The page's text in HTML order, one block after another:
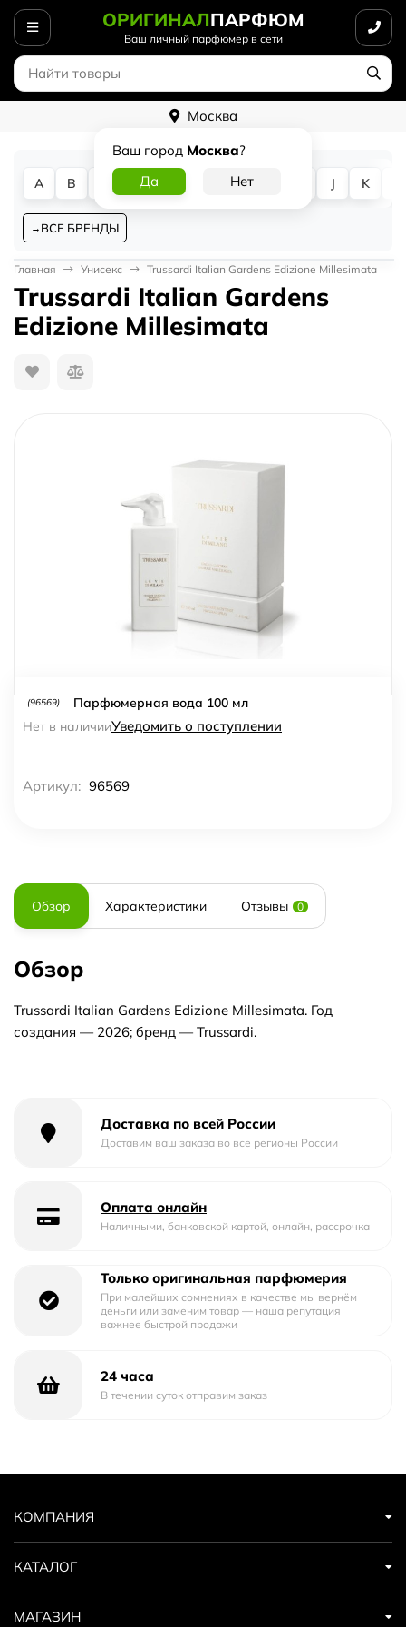
ОРИГИНАЛПАРФЮМ
Ваш личный парфюмер в сети
Москва
Ваш город Москва?
A B D G J K
ВСЕ БРЕНДЫ
Главная Унисекс Trussardi Italian Gardens Edizione Millesimata
Trussardi Italian Gardens
Edizione Millesimata
(96569)
Парфюмерная вода 100 мл
Нет в наличииУведомить о поступлении
Артикул: 96569
Обзор Характеристики Отзывы 0
Обзор
Trussardi Italian Gardens Edizione Millesimata. Год
создания — 2026; бренд — Trussardi.
Доставка по всей России
Доставим ваш заказа во все регионы России
Оплата онлайн
Наличными, банковской картой, онлайн, рассрочка
Только оригинальная парфюмерия
При малейших сомнениях в качестве мы вернём
деньги или заменим товар — наша репутация
важнее быстрой продажи
24 часа
В течении суток отправим заказ
КОМПАНИЯ
КАТАЛОГ
МАГАЗИН